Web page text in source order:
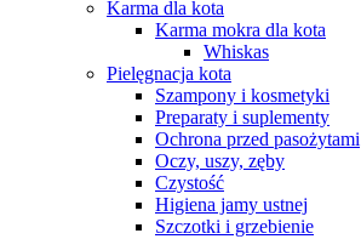
Karma dla kota
Karma mokra dla kota
Whiskas
Pielęgnacja kota
Szampony i kosmetyki
Preparaty i suplementy
Ochrona przed pasożytami
Oczy, uszy, zęby
Czystość
Higiena jamy ustnej
Szczotki i grzebienie